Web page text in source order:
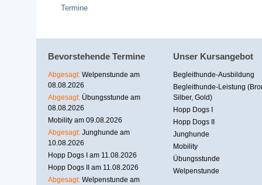
Termine
Bevorstehende Termine
Abgesagt: Welpenstunde am
08.08.2026
Abgesagt: Übungsstunde am
08.08.2026
Mobility am 09.08.2026
Abgesagt: Junghunde am
10.08.2026
Hopp Dogs I am 11.08.2026
Hopp Dogs II am 11.08.2026
Abgesagt: Welpenstunde am
Unser Kursangebot
Begleithunde-Ausbildung
Begleithunde-Leistung
Silber, Gold)
Hopp Dogs I
Hopp Dogs II
Junghunde
Mobility
Übungsstunde
Welpenstunde